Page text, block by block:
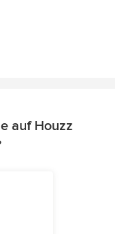
auf Houzz